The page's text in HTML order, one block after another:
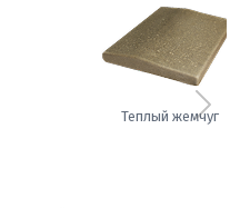
Теплый жемчуг